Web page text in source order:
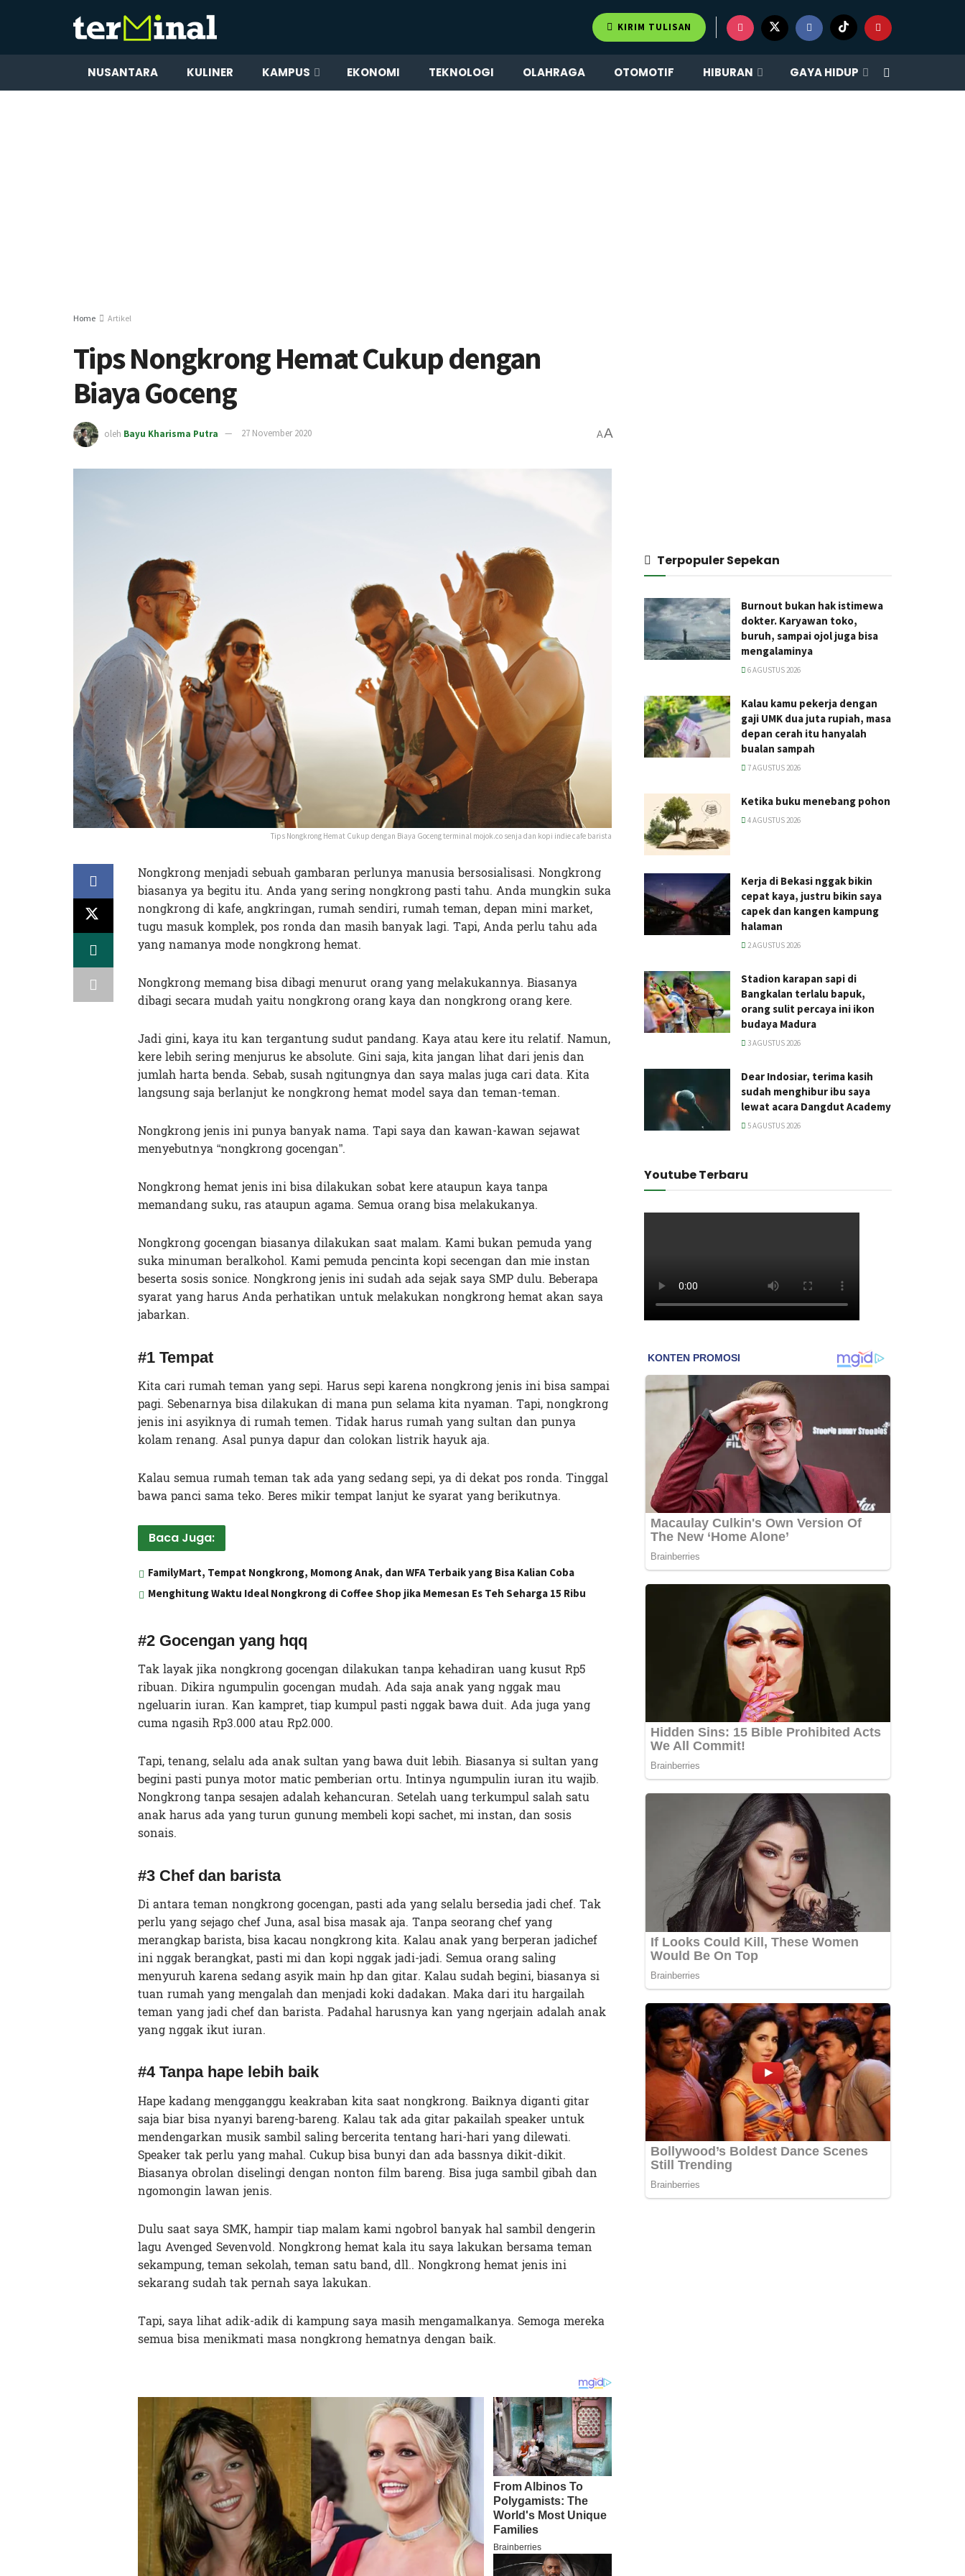
KIRIM TULISAN
NUSANTARA KULINER KAMPUS EKONOMI TEKNOLOGI OLAHRAGA OTOMOTIF HIBURAN GAYA HIDUP
Home Artikel
Tips Nongkrong Hemat Cukup dengan
Biaya Goceng
oleh Bayu Kharisma Putra 27 November 2020 AA
Tips Nongkrong Hemat Cukup dengan Biaya Goceng terminal mojok.co senja dan kopi indie cafe barista
Nongkrong menjadi sebuah gambaran perlunya manusia bersosialisasi. Nongkrong
biasanya ya begitu itu. Anda yang sering nongkrong pasti tahu. Anda mungkin suka
nongkrong di kafe, angkringan, rumah sendiri, rumah teman, depan mini market,
tugu masuk komplek, pos ronda dan masih banyak lagi. Tapi, Anda perlu tahu ada
yang namanya mode nongkrong hemat.
Nongkrong memang bisa dibagi menurut orang yang melakukannya. Biasanya
dibagi secara mudah yaitu nongkrong orang kaya dan nongkrong orang kere.
Jadi gini, kaya itu kan tergantung sudut pandang. Kaya atau kere itu relatif. Namun,
kere lebih sering menjurus ke absolute. Gini saja, kita jangan lihat dari jenis dan
jumlah harta benda. Sebab, susah ngitungnya dan saya malas juga cari data. Kita
langsung saja berlanjut ke nongkrong hemat model saya dan teman-teman.
Nongkrong jenis ini punya banyak nama. Tapi saya dan kawan-kawan sejawat
menyebutnya “nongkrong gocengan”.
Nongkrong hemat jenis ini bisa dilakukan sobat kere ataupun kaya tanpa
memandang suku, ras ataupun agama. Semua orang bisa melakukanya.
Nongkrong gocengan biasanya dilakukan saat malam. Kami bukan pemuda yang
suka minuman beralkohol. Kami pemuda pencinta kopi secengan dan mie instan
beserta sosis sonice. Nongkrong jenis ini sudah ada sejak saya SMP dulu. Beberapa
syarat yang harus Anda perhatikan untuk melakukan nongkrong hemat akan saya
jabarkan.
#1 Tempat
Kita cari rumah teman yang sepi. Harus sepi karena nongkrong jenis ini bisa sampai
pagi. Sebenarnya bisa dilakukan di mana pun selama kita nyaman. Tapi, nongkrong
jenis ini asyiknya di rumah temen. Tidak harus rumah yang sultan dan punya
kolam renang. Asal punya dapur dan colokan listrik hayuk aja.
Kalau semua rumah teman tak ada yang sedang sepi, ya di dekat pos ronda. Tinggal
bawa panci sama teko. Beres mikir tempat lanjut ke syarat yang berikutnya.
Baca Juga:
FamilyMart, Tempat Nongkrong, Momong Anak, dan WFA Terbaik yang Bisa Kalian Coba
Menghitung Waktu Ideal Nongkrong di Coffee Shop jika Memesan Es Teh Seharga 15 Ribu
#2 Gocengan yang hqq
Tak layak jika nongkrong gocengan dilakukan tanpa kehadiran uang kusut Rp5
ribuan. Dikira ngumpulin gocengan mudah. Ada saja anak yang nggak mau
ngeluarin iuran. Kan kampret, tiap kumpul pasti nggak bawa duit. Ada juga yang
cuma ngasih Rp3.000 atau Rp2.000.
Tapi, tenang, selalu ada anak sultan yang bawa duit lebih. Biasanya si sultan yang
begini pasti punya motor matic pemberian ortu. Intinya ngumpulin iuran itu wajib.
Nongkrong tanpa sesajen adalah kehancuran. Setelah uang terkumpul salah satu
anak harus ada yang turun gunung membeli kopi sachet, mi instan, dan sosis
sonais.
#3 Chef dan barista
Di antara teman nongkrong gocengan, pasti ada yang selalu bersedia jadi chef. Tak
perlu yang sejago chef Juna, asal bisa masak aja. Tanpa seorang chef yang
merangkap barista, bisa kacau nongkrong kita. Kalau anak yang berperan jadichef
ini nggak berangkat, pasti mi dan kopi nggak jadi-jadi. Semua orang saling
menyuruh karena sedang asyik main hp dan gitar. Kalau sudah begini, biasanya si
tuan rumah yang mengalah dan menjadi koki dadakan. Maka dari itu hargailah
teman yang jadi chef dan barista. Padahal harusnya kan yang ngerjain adalah anak
yang nggak ikut iuran.
#4 Tanpa hape lebih baik
Hape kadang mengganggu keakraban kita saat nongkrong. Baiknya diganti gitar
saja biar bisa nyanyi bareng-bareng. Kalau tak ada gitar pakailah speaker untuk
mendengarkan musik sambil saling bercerita tentang hari-hari yang dilewati.
Speaker tak perlu yang mahal. Cukup bisa bunyi dan ada bassnya dikit-dikit.
Biasanya obrolan diselingi dengan nonton film bareng. Bisa juga sambil gibah dan
ngomongin lawan jenis.
Dulu saat saya SMK, hampir tiap malam kami ngobrol banyak hal sambil dengerin
lagu Avenged Sevenvold. Nongkrong hemat kala itu saya lakukan bersama teman
sekampung, teman sekolah, teman satu band, dll.. Nongkrong hemat jenis ini
sekarang sudah tak pernah saya lakukan.
Tapi, saya lihat adik-adik di kampung saya masih mengamalkanya. Semoga mereka
semua bisa menikmati masa nongkrong hematnya dengan baik.
Terpopuler Sepekan
Burnout bukan hak istimewa
dokter. Karyawan toko,
buruh, sampai ojol juga bisa
mengalaminya
6 AGUSTUS 2026
Kalau kamu pekerja dengan
gaji UMK dua juta rupiah, masa
depan cerah itu hanyalah
bualan sampah
7 AGUSTUS 2026
Ketika buku menebang pohon
4 AGUSTUS 2026
Kerja di Bekasi nggak bikin
cepat kaya, justru bikin saya
capek dan kangen kampung
halaman
2 AGUSTUS 2026
Stadion karapan sapi di
Bangkalan terlalu bapuk,
orang sulit percaya ini ikon
budaya Madura
3 AGUSTUS 2026
Dear Indosiar, terima kasih
sudah menghibur ibu saya
lewat acara Dangdut Academy
5 AGUSTUS 2026
Youtube Terbaru